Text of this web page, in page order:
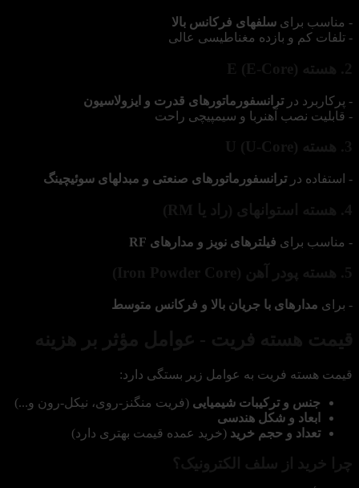
- مناسب برای سلفهای فرکانس بالا
- تلفات کم و بازده مغناطیسی عالی
- پرکاربرد درترانسفورماتورهای قدرت و ایزولاسیون
- قابلیت نصب آهنربا و سیمپیچی راحت
- استفاده درترانسفورماتورهای صنعتی و مبدلهای سوئیچینگ
- مناسب برای فیلترهای نویز و مدارهای RF
- برای مدارهای با جریان بالا و فرکانس متوسط
قیمت هسته فریت به عوامل زیر بستگی دارد:
جنس و ترکیبات شیمیایی (فریت منگنز-روی، نیکل-رون و...)
ابعاد و شکل هندسی
تعداد و حجم خرید (خرید عمده قیمت بهتری دارد)